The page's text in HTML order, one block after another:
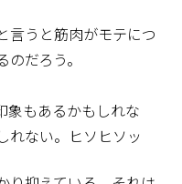
言うと筋肉がモテにつ
だろう。
象もあるかもしれな
ない。ヒソヒソッ